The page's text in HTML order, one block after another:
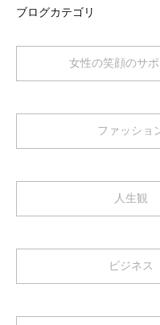
ブログカテゴリ
女性の笑顔のサ
ファッショ
人生観
ビジネス